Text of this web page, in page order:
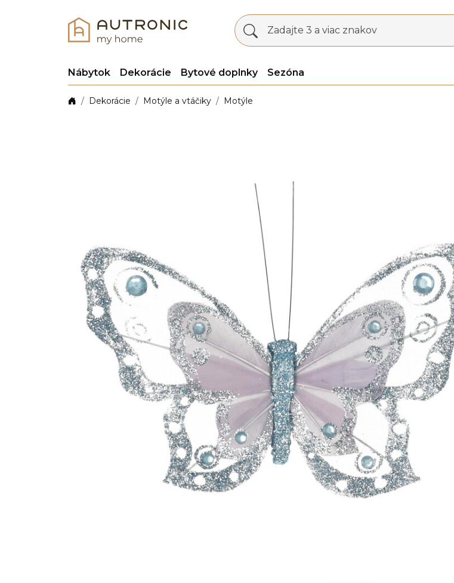
Zadajte 3 a viac znakov
Nábytok Dekorácie Bytové doplnky Sezóna
Dekorácie Motýle a vtáčiky Motýle